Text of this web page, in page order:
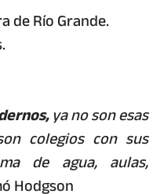
de Río Grande.
ya no son esas
colegios con sus
de agua, aulas,
Hodgson